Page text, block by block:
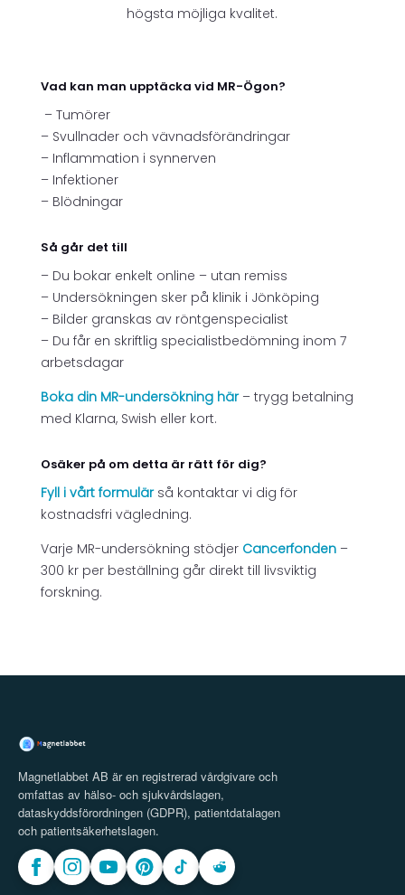
högsta möjliga kvalitet.
Vad kan man upptäcka vid MR-Ögon?
– Tumörer
– Svullnader och vävnadsförändringar
– Inflammation i synnerven
– Infektioner
– Blödningar
Så går det till
– Du bokar enkelt online – utan remiss
– Undersökningen sker på klinik i Jönköping
– Bilder granskas av röntgenspecialist
– Du får en skriftlig specialistbedömning inom 7
arbetsdagar
Boka din MR-undersökning här– trygg betalning
med Klarna, Swish eller kort.
Osäker på om detta är rätt för dig?
Fyll i vårt formulärså kontaktar vi dig för
kostnadsfri vägledning.
Varje MR-undersökning stödjer Cancerfonden–
300 kr per beställning går direkt till livsviktig
forskning.
Magnetlabbet AB är en registrerad vårdgivare och
omfattas av hälso- och sjukvårdslagen,
dataskyddsförordningen (GDPR), patientdatalagen
och patientsäkerhetslagen.